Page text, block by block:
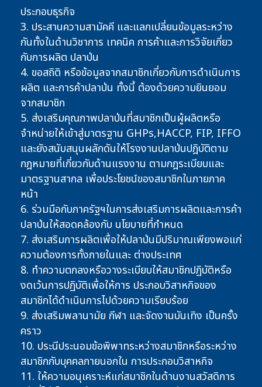
ประกอบธุรกิจ
3. ประสานความสามัคคี และแลกเปลี่ยนข้อมูลระหว่าง
กันทั้งในด้านวิชาการ เทคนิค การค้าและการวิจัยเกี่ยว
กับการผลิต ปลาป่น
4. ขอสถิติ หรือข้อมูลจากสมาชิกเกี่ยวกับการดำเนินการ
ผลิต และการค้าปลาป่น ทั้งนี้ ต้องด้วยความยินยอม
จากสมาชิก
5. ส่งเสริมคุณภาพปลาป่นที่สมาชิกเป็นผู้ผลิตหรือ
จำหน่ายให้เข้าสู่มาตรฐาน GHPs,HACCP, FIP, IFFO
และยังสนับสนุนผลักดันให้โรงงานปลาป่นปฎิบัติตาม
กฎหมายที่เกี่ยวกับด้านแรงงาน ตามกฎระเบียบและ
มาตรฐานสากล เพื่อประโยชน์ของสมาชิกในภายภาค
หน้า
6. ร่วมมือกับภาครัฐฯในการส่งเสริมการผลิตและการค้า
ปลาป่นให้สอดคล้องกับ นโยบายที่กำหนด
7. ส่งเสริมการผลิตเพื่อให้ปลาป่นมีปริมาณเพียงพอแก่
ความต้องการทั้งภายในและ ต่างประเทศ
8. ทำความตกลงหรือวางระเบียบให้สมาชิกปฏิบัติหรือ
งดเว้นการปฏิบัติเพื่อให้การ ประกอบวิสาหกิจของ
สมาชิกได้ดำเนินการไปด้วยความเรียบร้อย
9. ส่งเสริมพลานามัย กีฬา และจัดงานบันเทิง เป็นครั้ง
คราว
10. ประนีประนอมข้อพิพาทระหว่างสมาชิกหรือระหว่าง
สมาชิกกับบุคคลภายนอกใน การประกอบวิสาหกิจ
11. ให้ความอนุเคราะห์แก่สมาชิกในด้านงานสวัสดิการ